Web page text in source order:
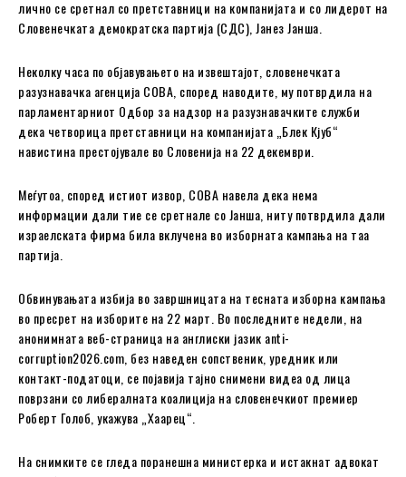
лично се сретнал со претставници на компанијата и со лидерот на
Словенечката демократска партија (СДС), Јанез Јанша.
Неколку часа по објавувањето на извештајот, словенечката
разузнавачка агенција СОВА, според наводите, му потврдила на
парламентарниот Одбор за надзор на разузнавачките служби
дека четворица претставници на компанијата „Блек Кјуб“
навистина престојувале во Словенија на 22 декември.
Меѓутоа, според истиот извор, СОВА навела дека нема
информации дали тие се сретнале со Јанша, ниту потврдила дали
израелската фирма била вклучена во изборната кампања на таа
партија.
Обвинувањата избија во завршницата на тесната изборна кампања
во пресрет на изборите на 22 март. Во последните недели, на
анонимната веб-страница на англиски јазик anti-
corruption2026.com, без наведен сопственик, уредник или
контакт-податоци, се појавија тајно снимени видеа од лица
поврзани со либералната коалиција на словенечкиот премиер
Роберт Голоб, укажува „Хаарец“.
На снимките се гледа поранешна министерка и истакнат адвокат